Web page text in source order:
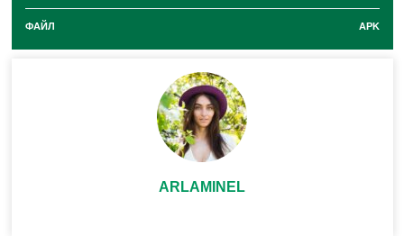
будет измененный текст.
Равенство Bedrock с Java в
Minecraft PE 1.21.60.24
ФАЙЛ APK
ARLAMINEL